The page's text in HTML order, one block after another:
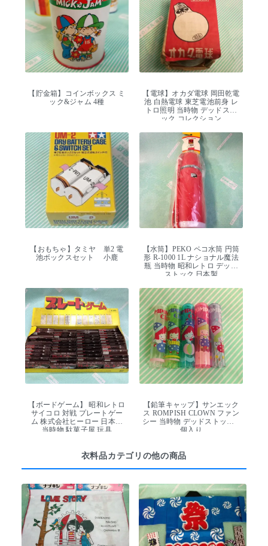
【貯金箱】コインボックス ミ
ック&ジャム 4種
【電球】オカダ電球 岡田乾電
池 白熱電球 東芝電池前身 レ
トロ照明 当時物 デッドスト
ック コレクション
【おもちゃ】タミヤ 単2 電
池ボックスセット 小鹿
【水筒】PEKO ペコ水筒 円筒
形 R-1000 1L ナショナル魔法
瓶 当時物 昭和レトロ デッド
ストック 日本製
【ボードゲーム】 昭和レトロ
サイコロ 対戦 プレートゲー
ム 株式会社ヒーロー 日本製
当時物 駄菓子屋 玩具
【鉛筆キャップ】サンエック
ス ROMPISH CLOWN ファン
シー 当時物 デッドストック 5
個入り
衣料品カテゴリの他の商品